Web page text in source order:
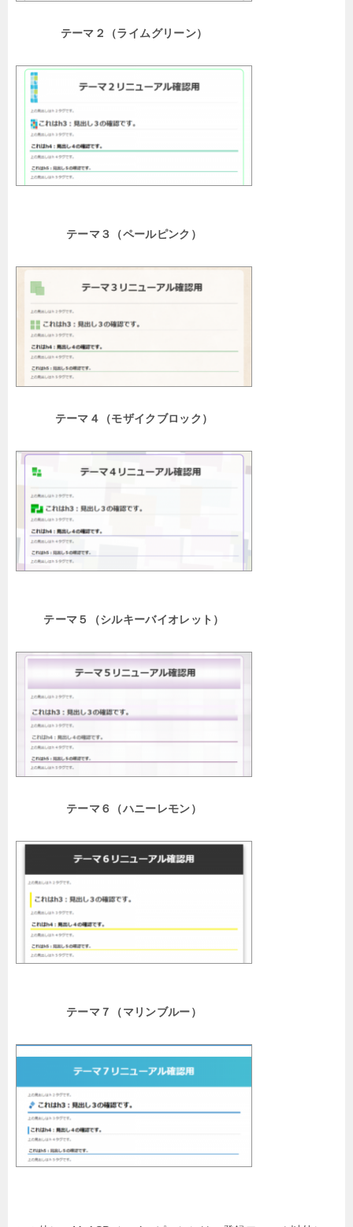
テーマ２（ライムグリーン）
テーマ３（ペールピンク）
テーマ４（モザイクブロック）
テーマ５（シルキーバイオレット）
テーマ６（ハニーレモン）
テーマ７（マリンブルー）